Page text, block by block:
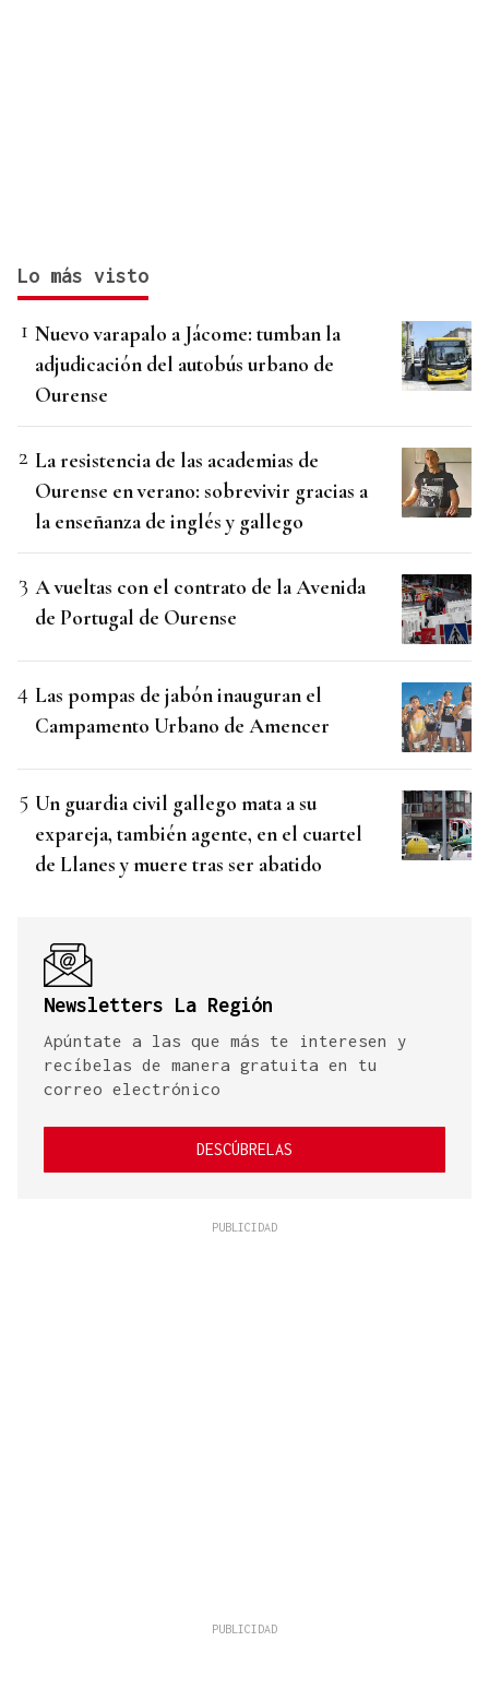
Lo más visto
Nuevo varapalo a Jácome: tumban la
adjudicación del autobús urbano de
Ourense
La resistencia de las academias de
Ourense en verano: sobrevivir gracias a
la enseñanza de inglés y gallego
A vueltas con el contrato de la Avenida
de Portugal de Ourense
Las pompas de jabón inauguran el
Campamento Urbano de Amencer
Un guardia civil gallego mata a su
expareja, también agente, en el cuartel
de Llanes y muere tras ser abatido
Newsletters La Región
Apúntate a las que más te interesen y
recíbelas de manera gratuita en tu
correo electrónico
DESCÚBRELAS